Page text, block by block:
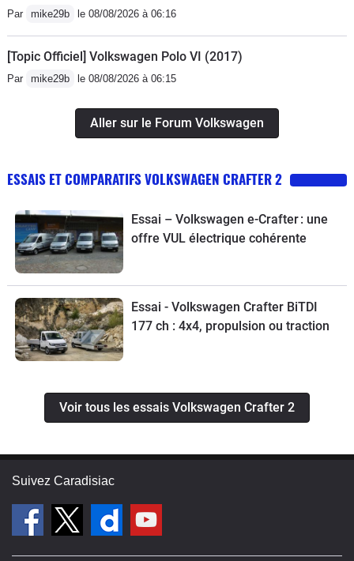
Par mike29b le 08/08/2026 à 06:16
[Topic Officiel] Volkswagen Polo VI (2017)
Par mike29b le 08/08/2026 à 06:15
Aller sur le Forum Volkswagen
ESSAIS ET COMPARATIFS VOLKSWAGEN CRAFTER 2
Essai – Volkswagen e-Crafter : une
offre VUL électrique cohérente
Essai - Volkswagen Crafter BiTDI
177 ch : 4x4, propulsion ou traction
Voir tous les essais Volkswagen Crafter 2
Suivez Caradisiac